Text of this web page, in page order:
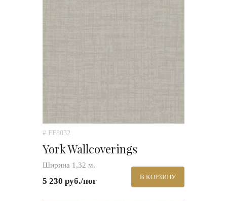
# FF8032
York Wallcoverings
Ширина 1,32 м.
5 230 руб./пог В КОРЗИНУ